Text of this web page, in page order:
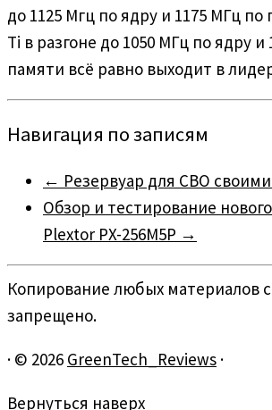
до 1125 Мгц по ядру и 1175 МГц по
Ti в разгоне до 1050 МГц по ядру и
памяти всё равно выходит в
Навигация по записям
← Резервуар для СВО
Обзор и тестирование
Plextor PX-256M5P →
Копирование любых материалов
запрещено.
· © 2026 GreenTech_Reviews ·
Вернуться наверх